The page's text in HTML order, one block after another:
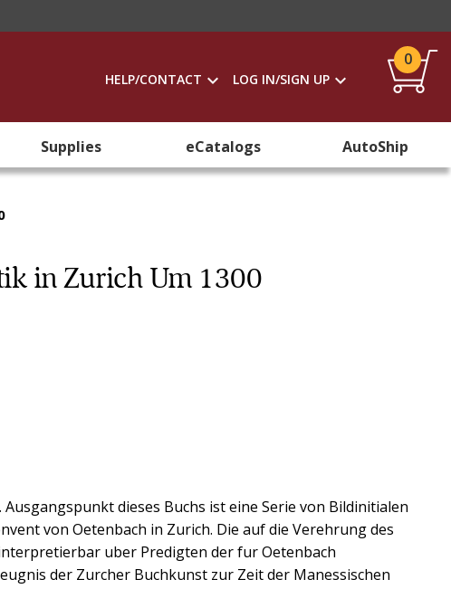
HELP/CONTACT LOG IN/SIGN UP
0
Supplies eCatalogs AutoShip
in Zurich Um 1300
dieses Buchs ist eine Serie von Bildinitialen
von Oetenbach in Zurich. Die auf die Verehrung des
uber Predigten der fur Oetenbach
der Zurcher Buchkunst zur Zeit der Manessischen